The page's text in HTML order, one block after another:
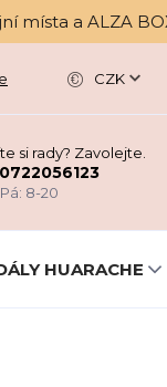
místa a ALZA
CZK
si rady? Zavolejte.
8-20
HUARACHE